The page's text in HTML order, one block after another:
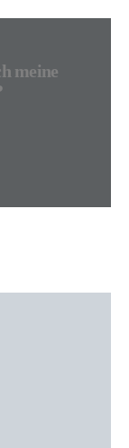
meine